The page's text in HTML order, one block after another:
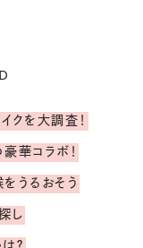
クを大調査！
華コラボ！
うるおそう
し